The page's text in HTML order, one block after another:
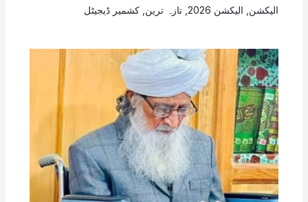
الیکشن الیکشن 2026 , تازہ ترین کشمیر ڈیجیٹل